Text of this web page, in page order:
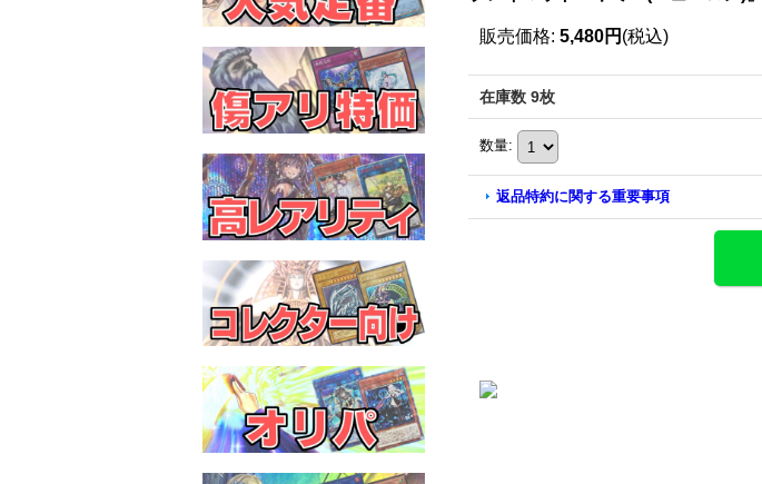
販売価格: 5,480円 (税込)
在庫数 9枚
数量:
返品特約に関する重要事項